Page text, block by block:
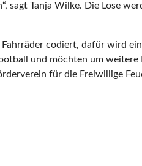
sagt Tanja Wilke. Die Lose
codiert, dafür wird
und möchten um
für die Freiwillige